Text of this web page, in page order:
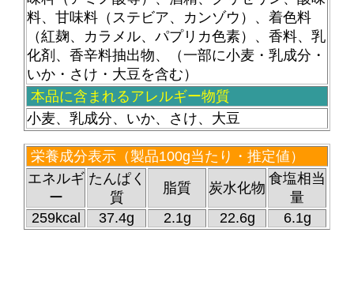
料、甘味料（ステビア、カンゾウ）、着色料
（紅麹、カラメル、パプリカ色素）、香料、乳
化剤、香辛料抽出物、（一部に小麦・乳成分・
いか・さけ・大豆を含む）
本品に含まれるアレルギー物質
小麦、乳成分、いか、さけ、大豆
栄養成分表示（製品100g当たり・推定値）
エネルギ
ー
たんぱく
質
脂質 炭水化物
食塩相当
量
259kcal
37.4g 2.1g 22.6g 6.1g